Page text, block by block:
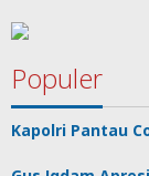
Populer
Kapolri Pantau